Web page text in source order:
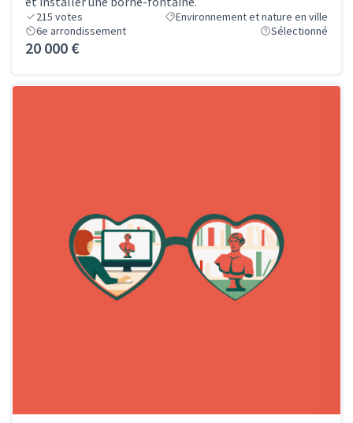
215 votes
Environnement et nature en ville
6e arrondissement
Sélectionné
20 000 €